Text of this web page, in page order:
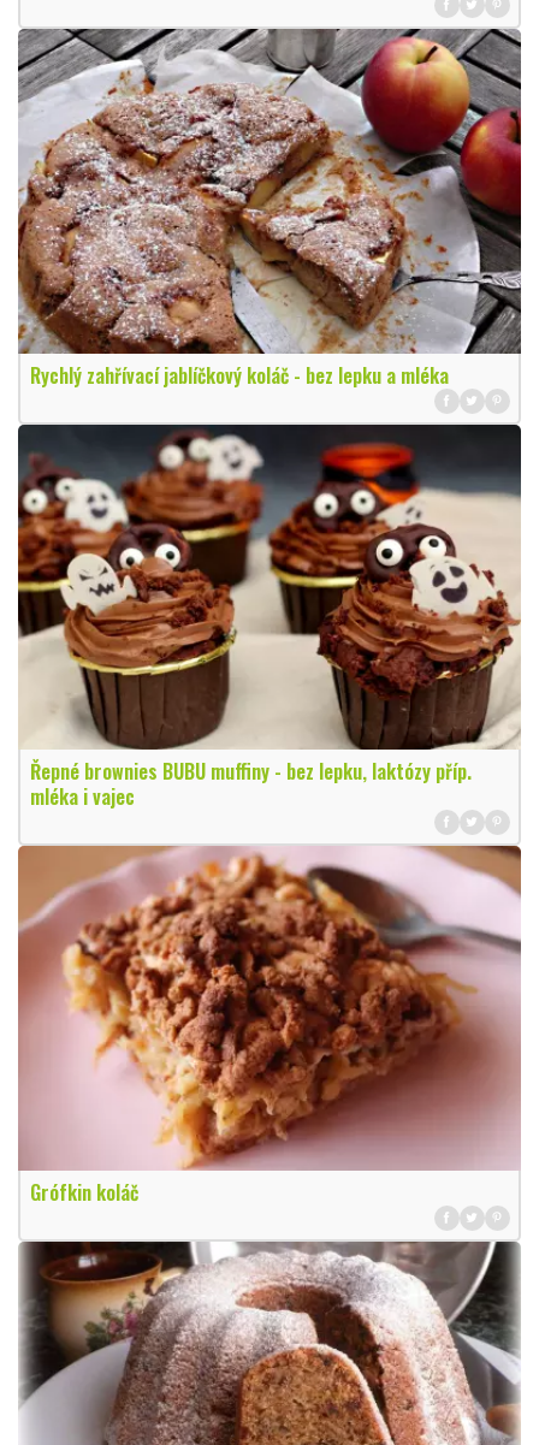
Rychlý zahřívací jablíčkový koláč - bez lepku a mléka
Řepné brownies BUBU muffiny - bez lepku, laktózy příp.
mléka i vajec
Grófkin koláč